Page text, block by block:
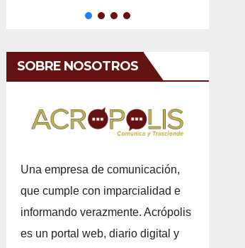
SOBRE NOSOTROS
Una empresa de comunicación,
que cumple con imparcialidad e
informando verazmente. Acrópolis
es un portal web, diario digital y